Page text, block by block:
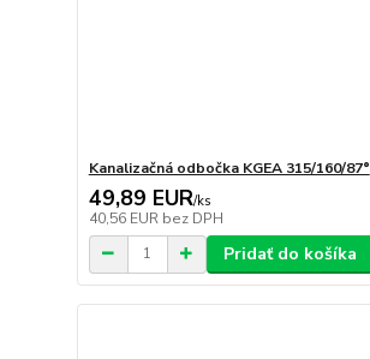
Kanalizačná odbočka KGEA 315/160/87°
49,89 EUR/ks
40,56 EUR bez DPH
Pridať do košíka